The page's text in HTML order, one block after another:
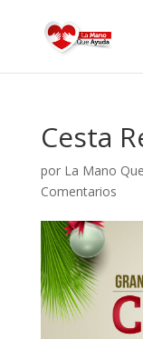
Cesta
por La Mano
Comentarios